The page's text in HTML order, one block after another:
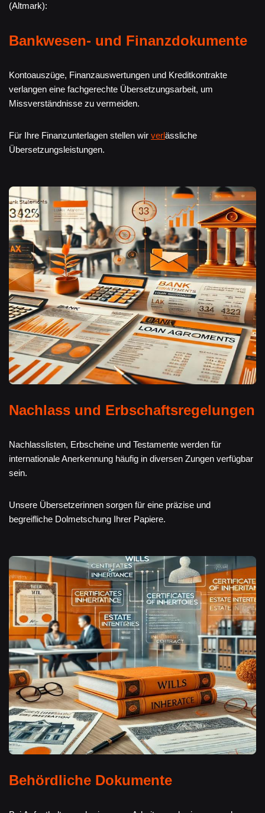
(Altmark):
Bankwesen- und Finanzdokumente
Kontoauszüge, Finanzauswertungen und Kreditkontrakte
verlangen eine fachgerechte Übersetzungsarbeit, um
Missverständnisse zu vermeiden.
Für Ihre Finanzunterlagen stellen wir verlässliche
Übersetzungsleistungen.
Nachlass und Erbschaftsregelungen
Nachlasslisten, Erbscheine und Testamente werden für
internationale Anerkennung häufig in diversen Zungen verfügbar
sein.
Unsere Übersetzerinnen sorgen für eine präzise und
begreifliche Dolmetschung Ihrer Papiere.
Behördliche Dokumente